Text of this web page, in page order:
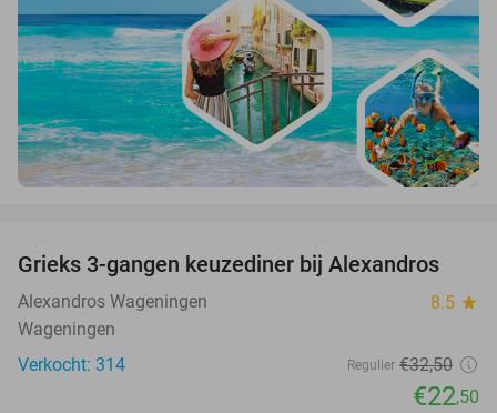
31%
Grieks 3-gangen keuzediner bij Alexandros
Alexandros Wageningen 8.5 star
Wageningen
Verkocht: 314
Regulier €32,50
€22,50